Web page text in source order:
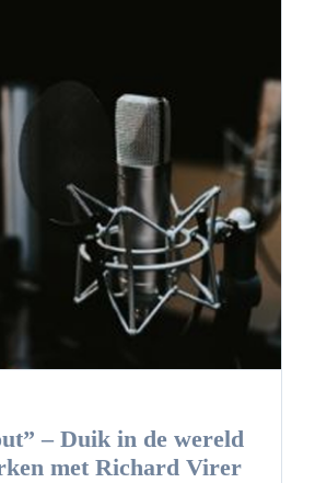
– Duik in de wereld
met Richard Virer